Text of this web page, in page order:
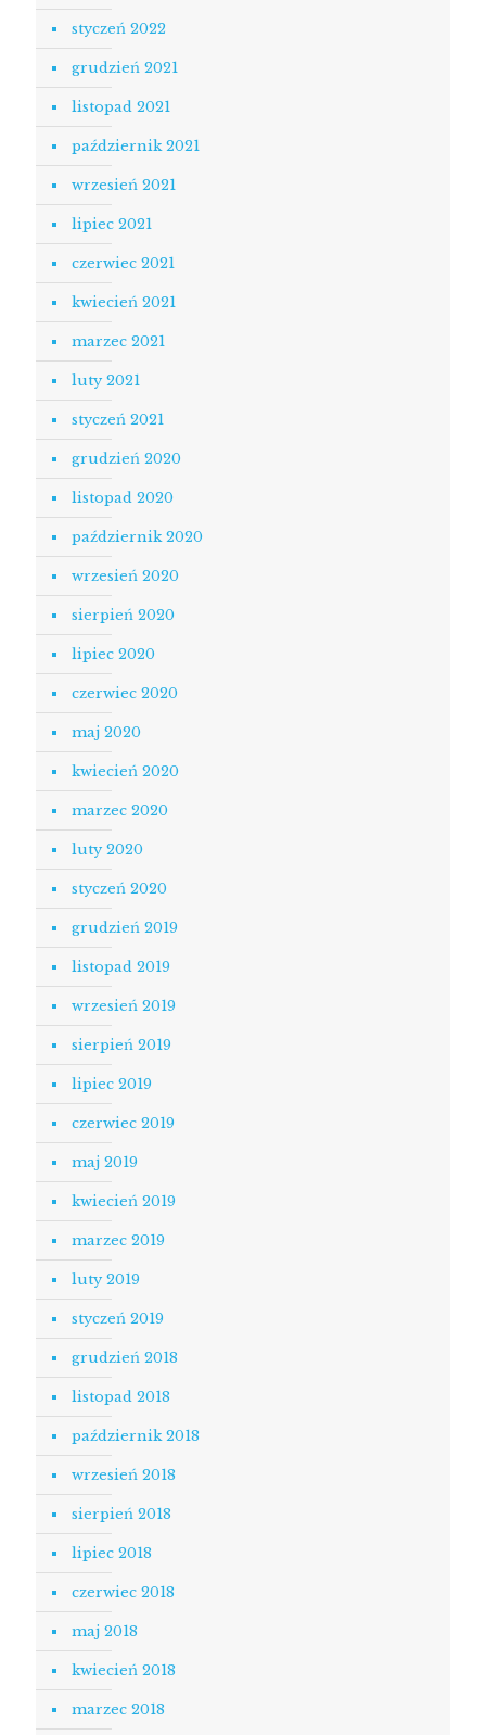
styczeń 2022
grudzień 2021
listopad 2021
październik 2021
wrzesień 2021
lipiec 2021
czerwiec 2021
kwiecień 2021
marzec 2021
luty 2021
styczeń 2021
grudzień 2020
listopad 2020
październik 2020
wrzesień 2020
sierpień 2020
lipiec 2020
czerwiec 2020
maj 2020
kwiecień 2020
marzec 2020
luty 2020
styczeń 2020
grudzień 2019
listopad 2019
wrzesień 2019
sierpień 2019
lipiec 2019
czerwiec 2019
maj 2019
kwiecień 2019
marzec 2019
luty 2019
styczeń 2019
grudzień 2018
listopad 2018
październik 2018
wrzesień 2018
sierpień 2018
lipiec 2018
czerwiec 2018
maj 2018
kwiecień 2018
marzec 2018